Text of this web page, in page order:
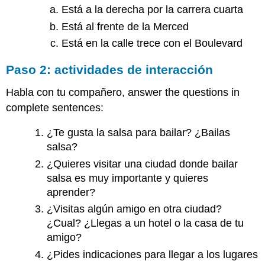
Está a la derecha por la carrera cuarta
Está al frente de la Merced
Está en la calle trece con el Boulevard
Paso 2: actividades de interacción
Habla con tu compañero, answer the questions in
complete sentences:
¿Te gusta la salsa para bailar? ¿Bailas
salsa?
¿Quieres visitar una ciudad donde bailar
salsa es muy importante y quieres
aprender?
¿Visitas algún amigo en otra ciudad?
¿Cual? ¿Llegas a un hotel o la casa de tu
amigo?
¿Pides indicaciones para llegar a los lugares